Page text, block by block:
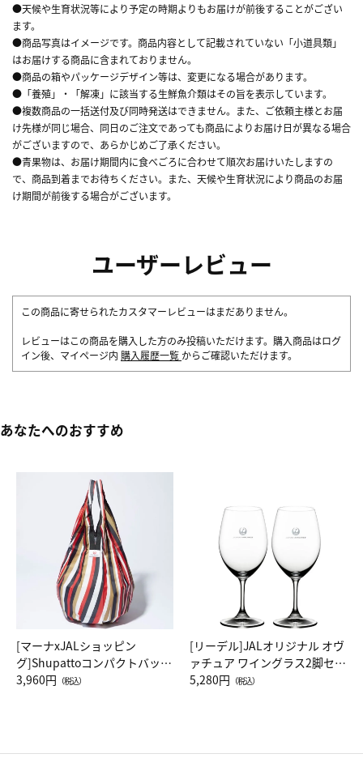
●天候や生育状況等により予定の時期よりもお届けが前後することがござい
ます。
●商品写真はイメージです。商品内容として記載されていない「小道具類」
はお届けする商品に含まれておりません。
●商品の箱やパッケージデザイン等は、変更になる場合があります。
●「養殖」・「解凍」に該当する生鮮魚介類はその旨を表示しています。
●複数商品の一括送付及び同時発送はできません。また、ご依頼主様とお届
け先様が同じ場合、同日のご注文であっても商品によりお届け日が異なる場合
がございますので、あらかじめご了承ください。
●青果物は、お届け期間内に食べごろに合わせて順次お届けいたしますの
で、商品到着までお待ちください。また、天候や生育状況により商品のお届
け期間が前後する場合がございます。
ユーザーレビュー
この商品に寄せられたカスタマーレビューはまだありません。
レビューはこの商品を購入した方のみ投稿いただけます。購入商品はログ
イン後、マイページ内 購入履歴一覧 からご確認いただけます。
あなたへのおすすめ
[マーナxJALショッピン
グ]Shupattoコンパクトバッグ
Drop JAL客室乗務員（LC）ス
3,960円 （税込）
[リーデル]JALオリジナル オヴ
ァチュア ワイングラス2脚セッ
ト（レッドワイン）
5,280円 （税込）